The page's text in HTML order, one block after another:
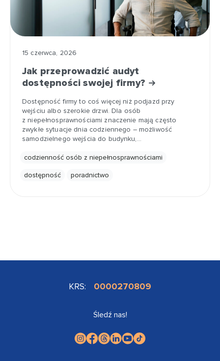
15 czerwca, 2026
Jak przeprowadzić audyt
dostępności swojej firmy?
Dostępność firmy to coś więcej niż podjazd przy
wejściu albo szerokie drzwi. Dla osób
z niepełnosprawnościami znaczenie mają często
zwykłe sytuacje dnia codziennego – możliwość
samodzielnego wejścia do budynku,…
codzienność osób z niepełnosprawnościami
dostępność poradnictwo
KRS: 0000270809
Śledź nas!